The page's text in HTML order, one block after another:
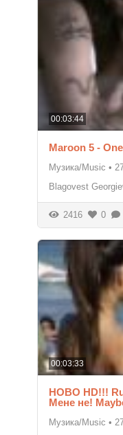
00:03:44
Maroon 5 -
Музика/Music •
Blagovest
2416 0
00:03:33
НОВО HD!!!
Мене не!
Музика/Music •